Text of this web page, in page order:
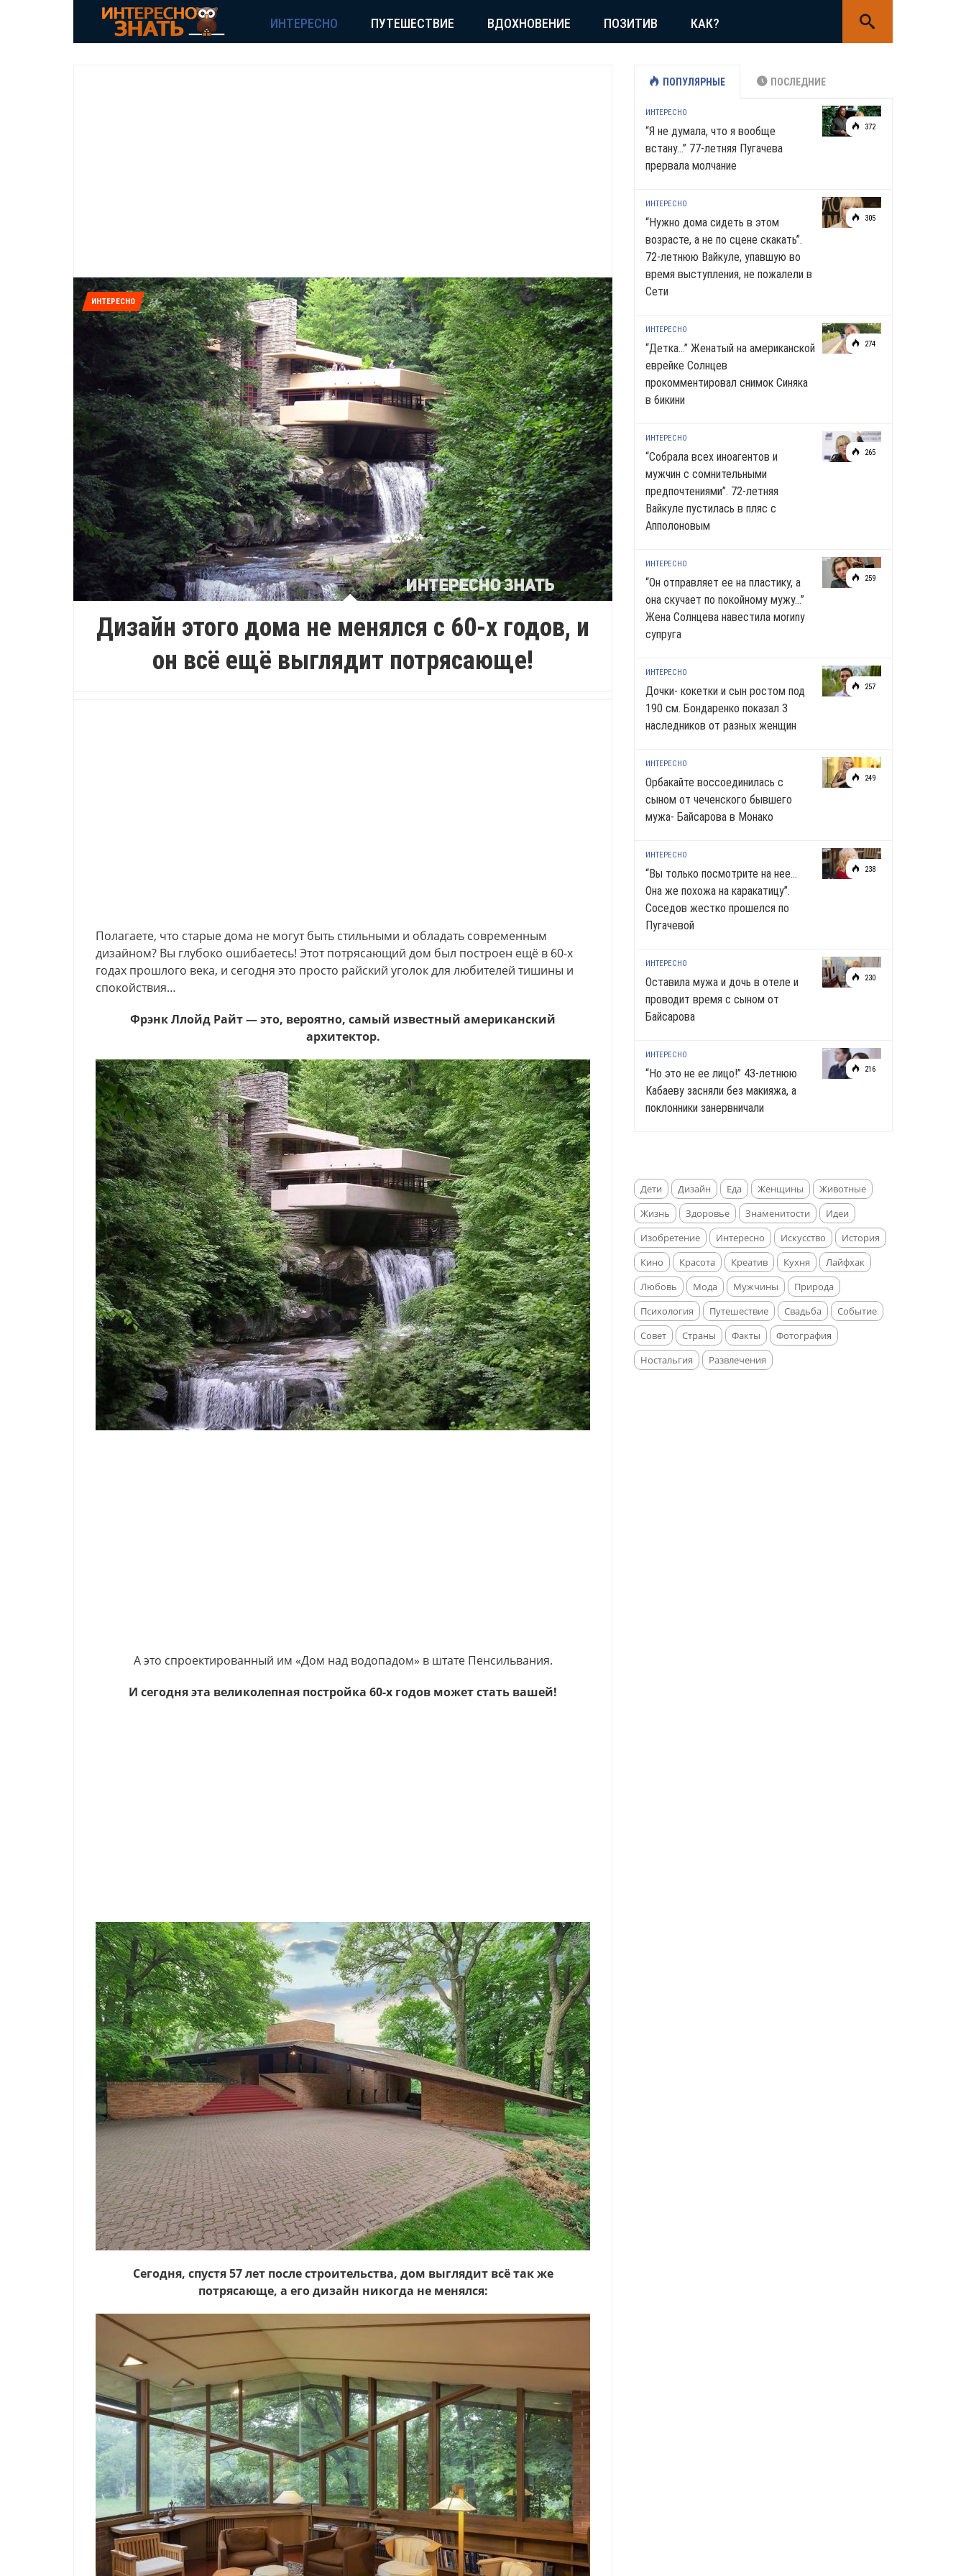
ИНТЕРЕСНО ПУТЕШЕСТВИЕ ВДОХНОВЕНИЕ ПОЗИТИВ КАК?
ИНТЕРЕСНО
Дизайн этого дома не менялся с 60-х годов, и
он всё ещё выглядит потрясающе!
Полагаете, что старые дома не могут быть стильными и обладать современным
дизайном? Вы глубоко ошибаетесь! Этот потрясающий дом был построен ещё в 60-х
годах прошлого века, и сегодня это просто райский уголок для любителей тишины и
спокойствия…
Фрэнк Ллойд Райт — это, вероятно, самый известный американский
архитектор.
А это спроектированный им «Дом над водопадом» в штате Пенсильвания.
И сегодня эта великолепная постройка 60-х годов может стать вашей!
Сегодня, спустя 57 лет после строительства, дом выглядит всё так же
потрясающе, а его дизайн никогда не менялся:
ПОПУЛЯРНЫЕ ПОСЛЕДНИЕ
372
ИНТЕРЕСНО
“Я не думала, что я вообще
встану…” 77-летняя Пугачева
прервала молчание
305
ИНТЕРЕСНО
“Нужно дома сидеть в этом
возрасте, а не по сцене скакать”.
72-летнюю Вайкуле, упавшую во
время выступления, не пожалели в
Сети
274
ИНТЕРЕСНО
“Детка…” Женатый на американской
еврейке Солнцев
прокомментировал снимок Синяка
в 6икини
265
ИНТЕРЕСНО
“Собрала всех иноагентов и
мужчин с сомнительными
предпочтениями”. 72-летняя
Вайкуле пустилась в пляс с
Апполоновым
259
ИНТЕРЕСНО
“Он отправляет ее на пластику, а
она скучает по noкoйномy мужу…”
Жена Солнцева навестила моrиnу
супруга
257
ИНТЕРЕСНО
Дочки- кокетки и сын ростом под
190 см. Бондаренко показал 3
наследников от разных женщин
249
ИНТЕРЕСНО
Орбакайте воссоединилась с
сыном от чеченского бывшего
мужа- Байсарова в Монако
238
ИНТЕРЕСНО
“Вы только посмотрите на нее…
Она же похожа на каракатицу”.
Соседов жестко прошелся по
Пугачевой
230
ИНТЕРЕСНО
Оставила мужа и дочь в отеле и
проводит время с сыном от
Байсарова
216
ИНТЕРЕСНО
“Но это не ее лицо!” 43-летнюю
Кабаеву засняли без макияжа, а
поклонники занервничали
Дети Дизайн Еда Женщины
Животные
Жизнь
Здоровье Знаменитости
Идеи
Изобретение
Интересно Искусство
История
Кино
Красота Креатив Кухня
Лайфхак
Любовь
Мода Мужчины
Природа
Психология
Путешествие Свадьба
Событие
Совет
Страны Факты
Фотография
Ностальгия
Развлечения